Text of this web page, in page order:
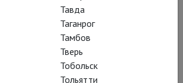
Тавда
Таганрог
Тамбов
Тверь
Тобольск
Тольятти